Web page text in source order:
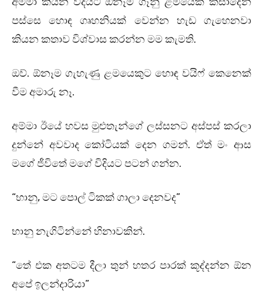
පස්සෙ හොඳ ගෘහනියක් වෙන්න හැඩ ගැහෙනවා
කියන කතාව විශ්වාස කරන්න මම කැමති.
ඔව්. ඕනෑම ගැහැණු ළමයෙකුට හොඳ වයිෆ් කෙනෙක්
වීම අමාරු නෑ.
අම්මා ඊයේ හවස මුළුතැන්ගේ ලස්සනට අස්පස් කරලා
දුන්නේ අවවාද කෝටියක් දෙන ගමන්. ඒත් මං ආස
මගේ ජීවිතේ මගේ විදියට පටන් ගන්න.
“භානු, මට පොල් ටිකක් ගාලා දෙනවද”
භානු නැගිටින්නේ හිනාවකින්.
“තේ එක අතටම දීලා තුන් හතර පාරක් කූද්දන්න ඕන
අපේ ඉලන්දාරියා”